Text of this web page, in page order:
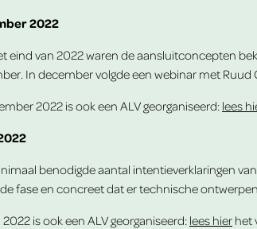
2022
eind van 2022 waren de aansluitconcepten
In december volgde een webinar met
2022 is ook een ALV georganiseerd: lees
benodigde aantal intentieverklaringen
fase en concreet dat er technische
2022 is ook een ALV georganiseerd: lees hier het